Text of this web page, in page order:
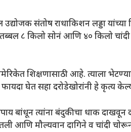
संतोष राधाकिशन लड्डा यांच्या
८ किलो सोनं आणि ४० किलो
शिक्षणासाठी आहे. त्याला
घेत सहा दरोडेखोरांनी हे कृत्य
बांधून त्यांना बंदुकीचा धाक दाखवून
आणि मौल्यवान दागिने व चांदी